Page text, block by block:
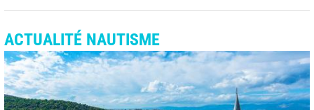
ACTUALITÉ NAUTISME